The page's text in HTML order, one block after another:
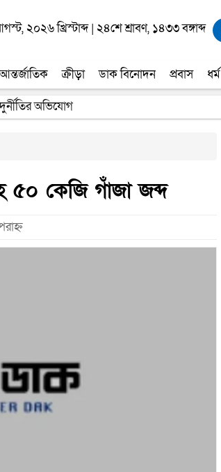
২০২৬ খ্রিস্টাব্দ| ২৪শে শ্রাবণ, ১৪৩৩ বঙ্গাব্দ
আন্তর্জাতিক ক্রীড়া ডাক বিনোদন প্রবাস ধর্ম
অভিযোগ
৫০ কেজি গাঁজা জব্দ